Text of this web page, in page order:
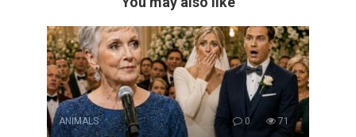
ANIMALS 0 71